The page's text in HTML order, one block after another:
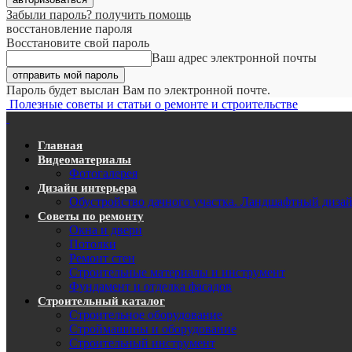
Забыли пароль? получить помощь
восстановление пароля
Восстановите свой пароль
Ваш адрес электронной почты
Пароль будет выслан Вам по электронной почте.
Полезные советы и статьи о ремонте и строительстве
Главная
Видеоматериалы
Фотогалерея
Дизайн интерьера
Обустройство дачного участка. Ландшафтный
Советы по ремонту
Окна и двери
Потолки
Ремонт стен
Строительные материалы и инструмент
Фундамент и отделка фасадов
Строительный каталог
Строительное оборудование
Строймашины и оборудование
Строительный инструмент